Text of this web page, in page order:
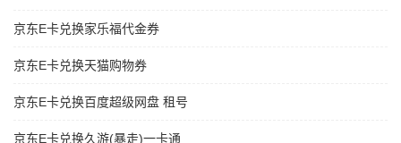
京东E卡兑换家乐福代金券
京东E卡兑换天猫购物券
京东E卡兑换百度超级网盘 租号
京东E卡兑换久游(暴走)一卡通